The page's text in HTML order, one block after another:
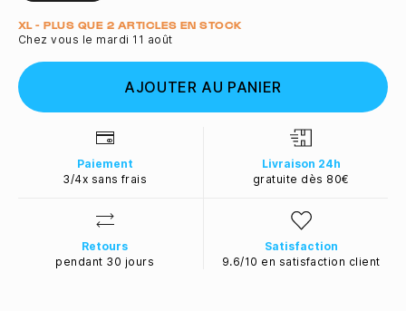
Quantité
XL - PLUS QUE 2 ARTICLES EN STOCK
Chez vous le mardi 11 août
AJOUTER AU PANIER
Paiement
3/4x sans frais
Livraison 24h
gratuite dès 80€
Retours
pendant 30 jours
Satisfaction
9.6/10 en satisfaction client